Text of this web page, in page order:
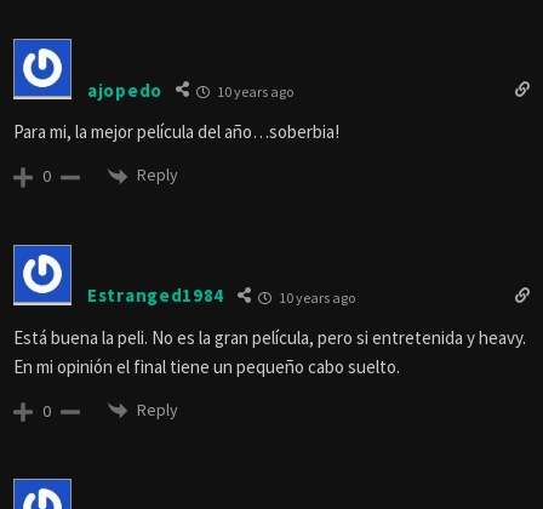
ajopedo 10 years ago
Para mi, la mejor película del año…soberbia!
0 Reply
Estranged1984 10 years ago
Está buena la peli. No es la gran película, pero si entretenida y heavy.
En mi opinión el final tiene un pequeño cabo suelto.
0 Reply